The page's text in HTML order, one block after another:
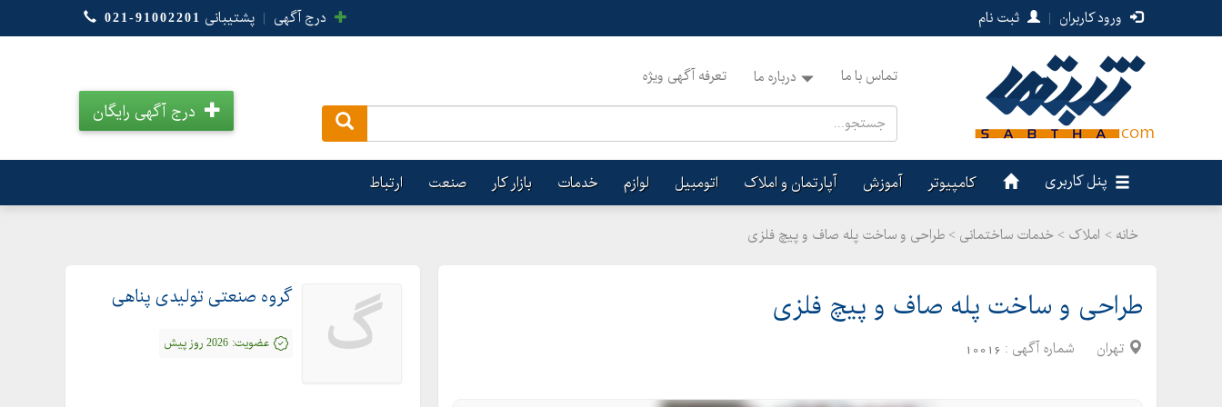
ورود کاربران | ثبت نام درج آگهی | پشتیبانی 021-91002201
تماس با ما درباره ما تعرفه آگهی ویژه
درج آگهی رایگان
پنل کاربری کامپیوتر آموزش آپارتمان و املاک اتومبیل لوازم خدمات بازار کار صنعت ارتباط
خانه > املاک > خدمات ساختمانی > طراحی و ساخت پله صاف و پیچ فلزی
طراحی و ساخت پله صاف و پیچ فلزی
تهران شماره آگهی : 10016 گ گروه صنعتی تولیدی پناهی
عضویت: 2026 روز پیش